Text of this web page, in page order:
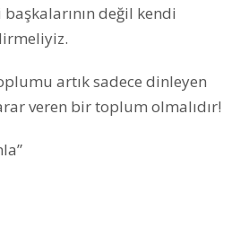
değil kendi
artık sadece dinleyen
veren bir toplum olmalıdır!